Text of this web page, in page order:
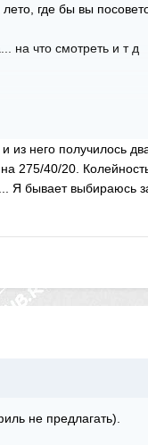
где бы вы
на что смотреть и т д
него получилось
275/40/20.
Я бывает выбираюсь
не предлагать).